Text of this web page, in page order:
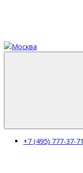
+7 (495) 777-37-71